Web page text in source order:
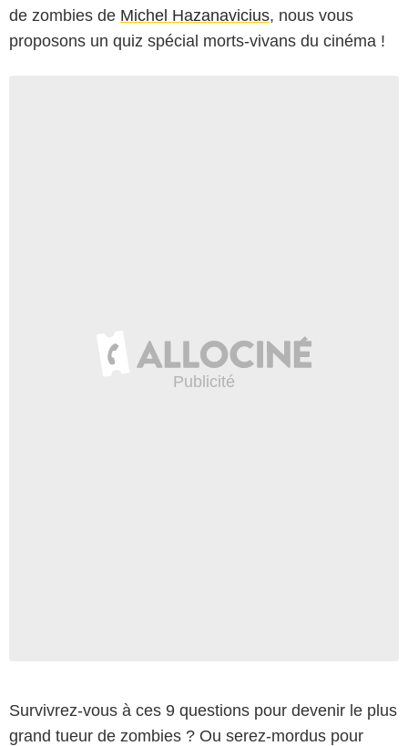
de zombies de Michel Hazanavicius, nous vous
proposons un quiz spécial morts-vivans du cinéma !
Survivrez-vous à ces 9 questions pour devenir le plus
grand tueur de zombies ? Ou serez-mordus pour